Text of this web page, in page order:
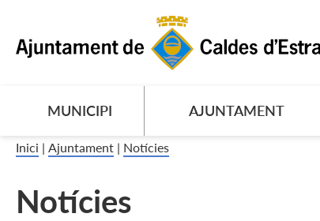
MUNICIPI AJUNTAMENT
Inici | Ajuntament | Notícies
Notícies